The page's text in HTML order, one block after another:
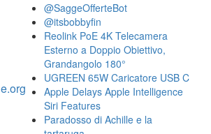
@SaggeOfferteBot
@itsbobbyfin
Reolink PoE 4K Telecamera
Esterno a Doppio Obiettivo,
Grandangolo 180°
UGREEN 65W Caricatore USB C
Apple Delays Apple Intelligence
Siri Features
Paradosso di Achille e la